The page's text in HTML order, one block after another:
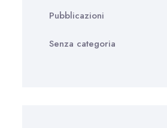
Pubblicazioni
Senza categoria